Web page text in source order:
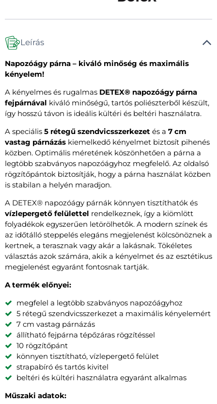
Leírás
Napozóágy párna – kiváló minőség és maximális
kényelem!
A kényelmes és rugalmas DETEX® napozóágy párna
fejpárnával kiváló minőségű, tartós poliészterből készült,
így hosszú távon is ideális kültéri és beltéri használatra.
A speciális 5 rétegű szendvicsszerkezet és a 7 cm
vastag párnázás kiemelkedő kényelmet biztosít pihenés
közben. Optimális méretének köszönhetően a párna a
legtöbb szabványos napozóágyhoz megfelelő. Az oldalsó
rögzítőpántok biztosítják, hogy a párna használat közben
is stabilan a helyén maradjon.
A DETEX® napozóágy párnák könnyen tisztíthatók és
vízlepergető felülettel rendelkeznek, így a kiömlött
folyadékok egyszerűen letörölhetők. A modern színek és
az időtálló steppelés elegáns megjelenést kölcsönöznek a
kertnek, a terasznak vagy akár a lakásnak. Tökéletes
választás azok számára, akik a kényelmet és az esztétikus
megjelenést egyaránt fontosnak tartják.
A termék előnyei:
megfelel a legtöbb szabványos napozóágyhoz
5 rétegű szendvicsszerkezet a maximális kényelemért
7 cm vastag párnázás
állítható fejpárna tépőzáras rögzítéssel
10 rögzítőpánt
könnyen tisztítható, vízlepergető felület
strapabíró és tartós kivitel
beltéri és kültéri használatra egyaránt alkalmas
Műszaki adatok: